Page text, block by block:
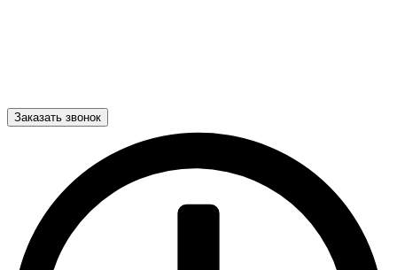
Заказать звонок